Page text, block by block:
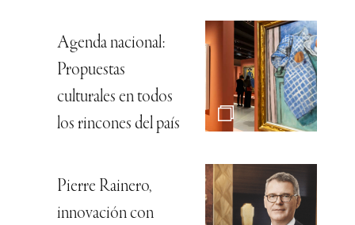
Agenda nacional:
Propuestas
culturales en todos
los rincones del país
Pierre Rainero,
innovación con